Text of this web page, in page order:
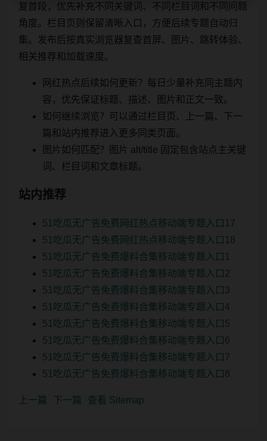
复首段，优先补充不同关键词、不同栏目词和不同问题
角度。栏目页则保留清晰入口，方便后续专题自动归
集。发布后按真实浏览器复查首屏、图片、跳转体验、
相关推荐和加载速度。
网红热点后续如何更新？每日少量补充同主题内
容，优先保证标题、描述、图片和正文一致。
如何继续浏览？可以通过栏目页、上一篇、下一
篇和站内推荐进入更多同类页面。
图片如何匹配？图片 alt/title 固定包含站点主关键
词、栏目词和文章标题。
站内推荐
51吃瓜无广告免费网红热点移动端专题入口17
51吃瓜无广告免费网红热点移动端专题入口18
51吃瓜无广告免费爆料合集移动端专题入口1
51吃瓜无广告免费爆料合集移动端专题入口2
51吃瓜无广告免费爆料合集移动端专题入口3
51吃瓜无广告免费爆料合集移动端专题入口4
51吃瓜无广告免费爆料合集移动端专题入口5
51吃瓜无广告免费爆料合集移动端专题入口6
51吃瓜无广告免费爆料合集移动端专题入口7
51吃瓜无广告免费爆料合集移动端专题入口8
上一篇 下一篇 查看 Sitemap